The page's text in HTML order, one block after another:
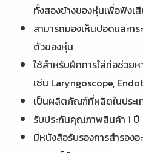
ทั้งสองข้างของหุ่นเพื่อฟังเ
สามารถมองเห็นปอดและกร
ตัวของหุ่น
ใช้สำหรับฝึกการใส่ท่อช่วย
เช่น Laryngoscope,
เป็นผลิตภัณฑ์ที่ผลิตในประเ
รับประกันคุณภาพสินค้า 1 ปี
มีหนังสือรับรองการสำรองอ